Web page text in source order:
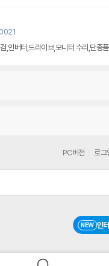
NEW 인
,인버터,드라이브,모니터 수리,단종
PC버전 로그